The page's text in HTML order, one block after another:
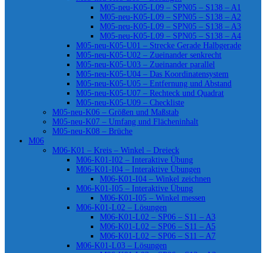
M05-neu-K05-L09 – SPN05 – S138 – A1
M05-neu-K05-L09 – SPN05 – S138 – A2
M05-neu-K05-L09 – SPN05 – S138 – A3
M05-neu-K05-L09 – SPN05 – S138 – A4
M05-neu-K05-U01 – Strecke Gerade Halbgerade
M05-neu-K05-U02 – Zueinander senkrecht
M05-neu-K05-U03 – Zueinander parallel
M05-neu-K05-U04 – Das Koordinatensystem
M05-neu-K05-U05 – Entfernung und Abstand
M05-neu-K05-U07 – Rechteck und Quadrat
M05-neu-K05-U09 – Checkliste
M05-neu-K06 – Größen und Maßstab
M05-neu-K07 – Umfang und Flächeninhalt
M05-neu-K08 – Brüche
M06
M06-K01 – Kreis – Winkel – Dreieck
M06-K01-I02 – Interaktive Übung
M06-K01-I04 – Interaktive Übungen
M06-K01-I04 – Winkel zeichnen
M06-K01-I05 – Interaktive Übung
M06-K01-I05 – Winkel messen
M06-K01-L02 – Lösungen
M06-K01-L02 – SP06 – S11 – A3
M06-K01-L02 – SP06 – S11 – A5
M06-K01-L02 – SP06 – S11 – A7
M06-K01-L03 – Lösungen